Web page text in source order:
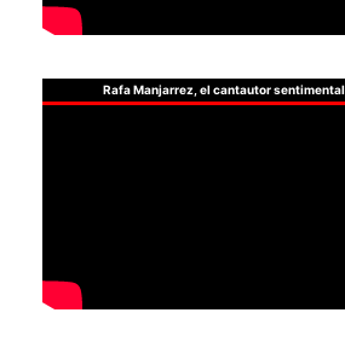
Rafa Manjarrez, el cantautor sentimental